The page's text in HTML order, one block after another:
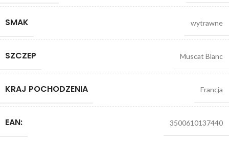
SMAK wytrawne
SZCZEP Muscat Blanc
KRAJ POCHODZENIA Francja
EAN: 3500610137440